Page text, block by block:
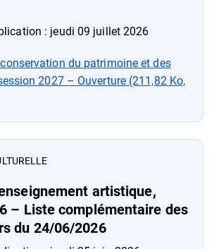
: jeudi 09 juillet 2026
du patrimoine et des
2027 – Ouverture (211,82 Ko,
dans un nouvel onglet)
artistique,
– Liste complémentaire des
du 24/06/2026